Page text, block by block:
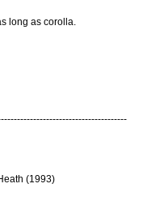
long as corolla.
(1993)